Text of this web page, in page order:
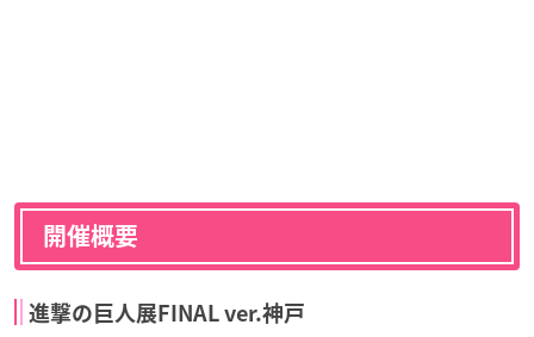
開催概要
進撃の巨人展FINAL ver.神戸